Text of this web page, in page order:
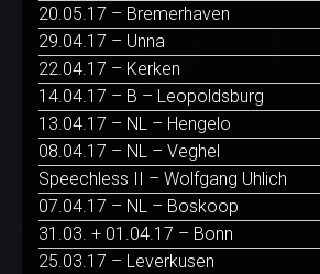
20.05.17 – Bremerhaven
29.04.17 – Unna
22.04.17 – Kerken
14.04.17 – B – Leopoldsburg
13.04.17 – NL – Hengelo
08.04.17 – NL – Veghel
Speechless II – Wolfgang Uhlich
07.04.17 – NL – Boskoop
31.03. + 01.04.17 – Bonn
25.03.17 – Leverkusen